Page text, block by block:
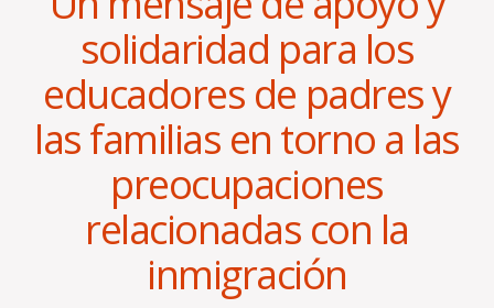
solidaridad para los
educadores de padres y
las familias en torno a las
preocupaciones
relacionadas con la
inmigración
B
y
L
i
n
s